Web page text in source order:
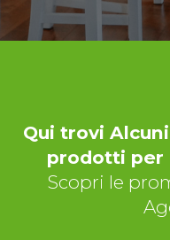
Qui trovi
prodotti per
Scopri le